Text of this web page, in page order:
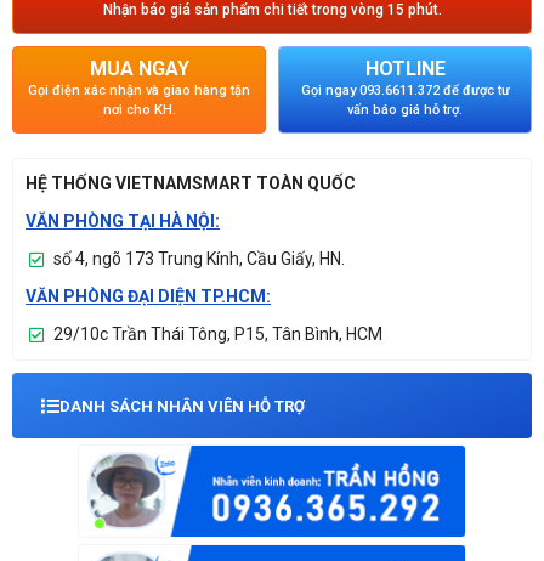
Nhận báo giá sản phẩm chi tiết trong vòng 15 phút.
MUA NGAY
Gọi điện xác nhận và giao hàng tận
nơi cho KH.
HOTLINE
Gọi ngay 093.6611.372 để được tư
vấn báo giá hỗ trợ.
HỆ THỐNG VIETNAMSMART TOÀN QUỐC
VĂN PHÒNG TẠI HÀ NỘI:
số 4, ngõ 173 Trung Kính, Cầu Giấy, HN.
VĂN PHÒNG ĐẠI DIỆN TP.HCM:
29/10c Trần Thái Tông, P15, Tân Bình, HCM
DANH SÁCH NHÂN VIÊN HỖ TRỢ